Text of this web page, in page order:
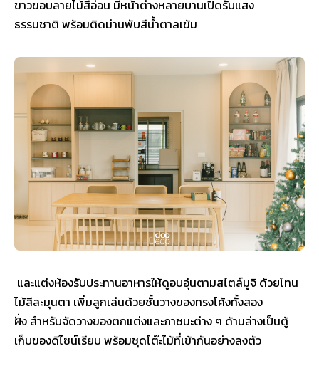
ขาวขอบลายไม้สีอ่อน มีหน้าต่างหลายบานเปิดรับแสง
ธรรมชาติ พร้อมติดม่านพับสีน้ำตาลเข้ม
และแต่งห้องรับประทานอาหารให้ดูอบอุ่นตามสไตล์มูจิ ด้วยโทน
ไม้สีละมุนตา เพิ่มลูกเล่นด้วยชั้นวางของทรงโค้งทั้งสอง
ฝั่ง สำหรับจัดวางของตกแต่งและภาชนะต่าง ๆ ด้านล่างเป็นตู้
เก็บของดีไซน์เรียบ พร้อมชุดโต๊ะไม้ที่เข้ากันอย่างลงตัว